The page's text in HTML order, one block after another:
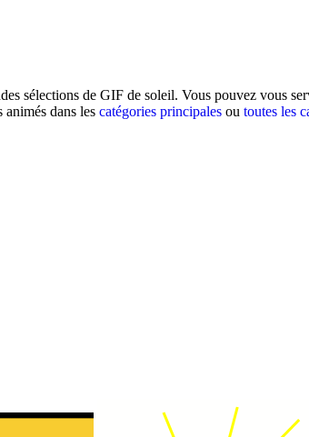
sélections de GIF de soleil. Vous pouvez vous
dans les catégories principales ou toutes les